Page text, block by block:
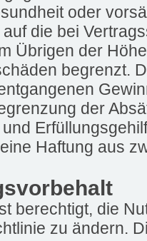
oder
die bei
Übrigen der
begrenzt.
der
Haftung aus
berechtigt, die
zu ändern.